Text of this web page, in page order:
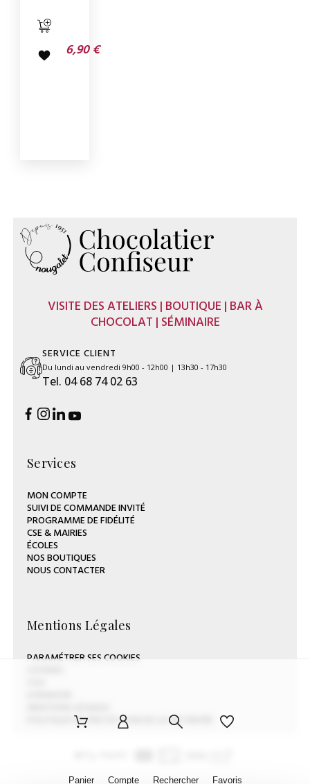
6,90 €
VISITE DES ATELIERS | BOUTIQUE | BAR À
CHOCOLAT | SÉMINAIRE
SERVICE CLIENT
Du lundi au vendredi 9h00 - 12h00 | 13h30 - 17h30
Tel. 04 68 74 02 63
Services
MON COMPTE
SUIVI DE COMMANDE INVITÉ
PROGRAMME DE FIDÉLITÉ
CSE & MAIRIES
ÉCOLES
NOS BOUTIQUES
NOUS CONTACTER
Mentions Légales
PARAMÉTRER SES COOKIES
POLITIQUE DE PROTECTION DE LA VIE PRIVÉE
Panier Compte Rechercher Favoris